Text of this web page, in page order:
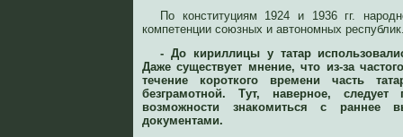
По конституциям 1924 и 1936 гг.
компетенции союзных и автономных
- До кириллицы у татар
Даже существует мнение, что из-за
течение короткого времени часть
безграмотной. Тут, наверное, следует
возможности знакомиться с раннее
документами.